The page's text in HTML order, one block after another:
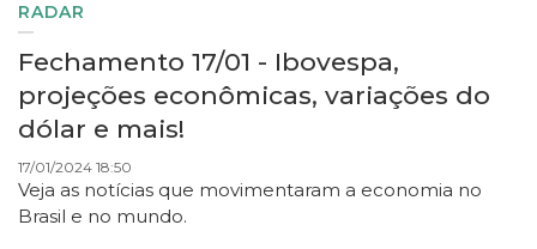
RADAR
Fechamento 17/01 - Ibovespa,
projeções econômicas, variações do
dólar e mais!
17/01/2024 18:50
Veja as notícias que movimentaram a economia no
Brasil e no mundo.